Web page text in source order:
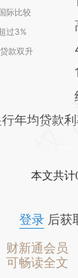
际比较
过3%
款双升
年均贷款
本文共计
登录后获
财新通会员
可畅读全文